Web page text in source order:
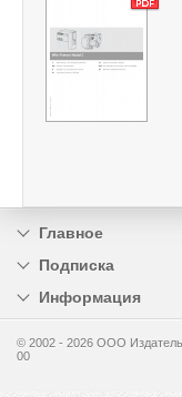
Главное
Подписка
Информация
© 2002 - 2026 OOO
00